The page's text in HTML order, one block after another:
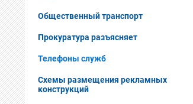
Общественный транспорт
Прокуратура разъясняет
Телефоны служб
Схемы размещения рекламных
конструкций